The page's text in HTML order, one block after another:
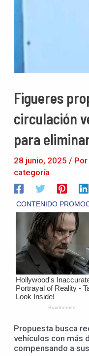
Figueres
circulación
para
28 junio, 2025 / Por
categoría
Propuesta busca
vehículos con más
compensando a